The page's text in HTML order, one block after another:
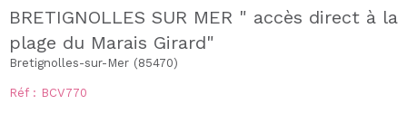
BRETIGNOLLES SUR MER " accès direct à la
plage du Marais Girard"
Bretignolles-sur-Mer (85470)
Réf : BCV770